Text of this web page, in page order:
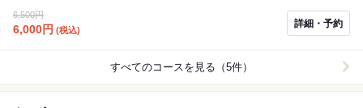
6,500円
6,000円 (税込)
詳細・予約
すべてのコースを見る（5件）